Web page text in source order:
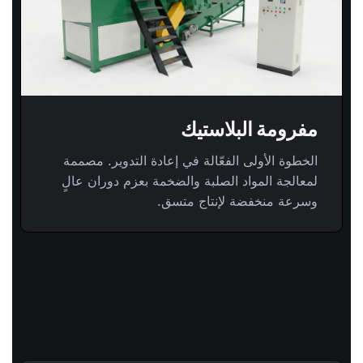
مفرومة البلاستيك
الخطوة الأولى الفعّالة في إعادة التدوير. مصممة
لمعالجة المواد الصلبة والضخمة بعزم دوران عالٍ
وسرعة منخفضة لإنتاج متسق.